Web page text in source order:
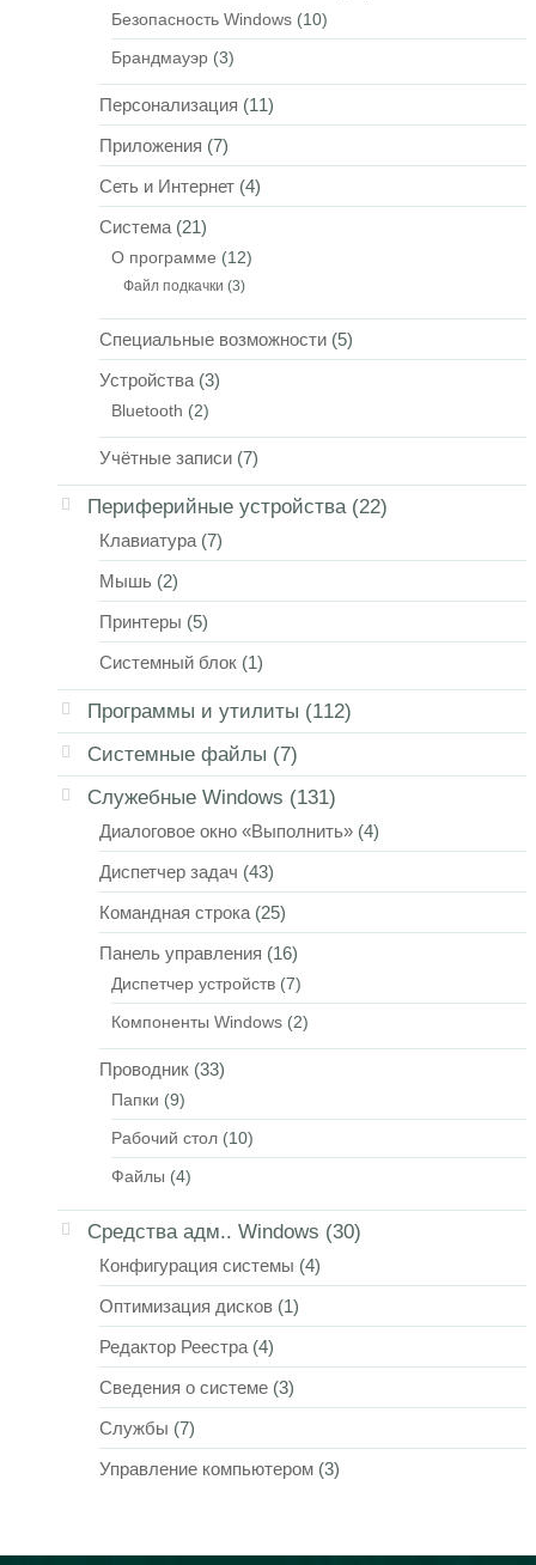
Безопасность Windows (10)
Брандмауэр (3)
Персонализация (11)
Приложения (7)
Сеть и Интернет (4)
Система (21)
О программе (12)
Файл подкачки (3)
Специальные возможности (5)
Устройства (3)
Bluetooth (2)
Учётные записи (7)
Периферийные устройства(22)
Клавиатура (7)
Мышь (2)
Принтеры (5)
Системный блок (1)
Программы и утилиты (112)
Системные файлы (7)
Служебные Windows (131)
Диалоговое окно «Выполнить» (4)
Диспетчер задач (43)
Командная строка (25)
Панель управления (16)
Диспетчер устройств (7)
Компоненты Windows (2)
Проводник (33)
Папки (9)
Рабочий стол (10)
Файлы (4)
Средства адм.. Windows (30)
Конфигурация системы (4)
Оптимизация дисков (1)
Редактор Реестра (4)
Сведения о системе (3)
Службы (7)
Управление компьютером (3)